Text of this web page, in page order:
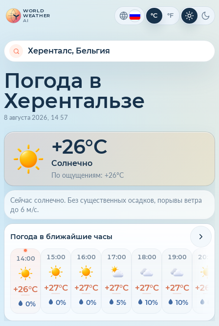
WORLD
WEATHER
AI
°C °F Светлая
Погода в
Херентальзе
8 августа 2026 14 57
+26°C
Солнечно
По ощущениям: +26°C
Сейчас солнечно. Без существенных осадков, порывы ветра
до 6 м/с.
Погода в ближайшие часы
14:00
+26°C
0%
15:00
+27°C
0%
16:00
+27°C
0%
17:00
+27°C
5%
18:00
+27°C
10%
19:00
+27°C
10%
20:00
+26°C